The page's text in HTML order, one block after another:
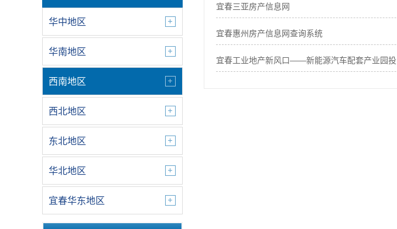
华中地区
华南地区
西南地区
西北地区
东北地区
华北地区
宜春华东地区
宜春三亚房产信息网
宜春惠州房产信息网查询系统
宜春工业地产新风口——新能源汽车配套产业园投